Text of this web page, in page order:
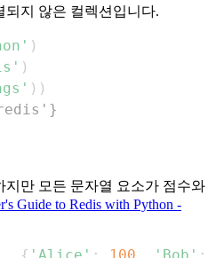
되지 않은 컬렉션입니다.
)
)
) )
만 모든 문자열 요소가 점수와
Guide to Redis with Python -